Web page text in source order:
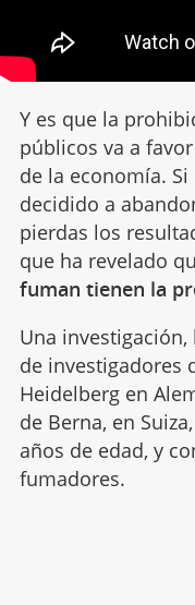
Y es que la
públicos va a
de la economía.
decidido a
pierdas los
que ha revelado
fuman tienen la
Una
de investigadores
Heidelberg en
de Berna, en
años de edad, y
fumadores.